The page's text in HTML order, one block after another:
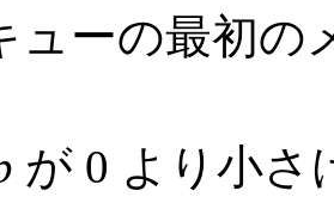
ューの最初の
が 0 より小